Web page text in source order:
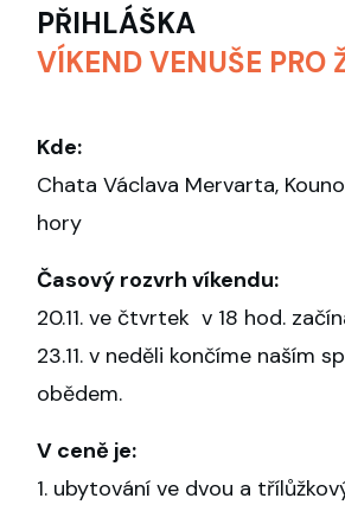
PŘIHLÁŠKA
VÍKEND VENUŠE PRO
Kde:
Chata Václava Mervarta,
hory
Časový rozvrh víkendu:
20.11. ve čtvrtek v 18 hod.
23.11. v neděli končíme naším
obědem.
V ceně je:
1. ubytování ve dvou a